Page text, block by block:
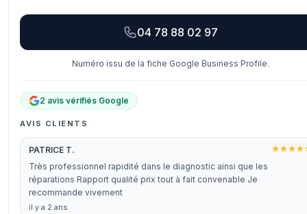
04 78 88 02 97
Numéro issu de la fiche Google Business Profile.
2 avis vérifiés Google
AVIS CLIENTS
PATRICE T.
Très professionnel rapidité dans le diagnostic ainsi que les
réparations Rapport qualité prix tout à fait convenable Je
recommande vivement
il y a 2 ans